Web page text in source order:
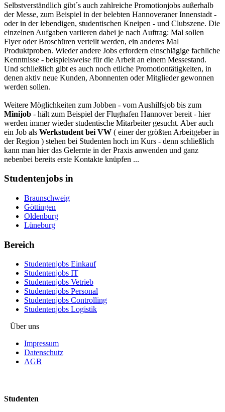
Selbstverständlich gibt´s auch zahlreiche Promotionjobs außerhalb
der Messe, zum Beispiel in der belebten Hannoveraner Innenstadt -
oder in der lebendigen, studentischen Kneipen - und Clubszene. Die
einzelnen Aufgaben variieren dabei je nach Auftrag: Mal sollen
Flyer oder Broschüren verteilt werden, ein anderes Mal
Produktproben. Wieder andere Jobs erfordern einschlägige fachliche
Kenntnisse - beispielsweise für die Arbeit an einem Messestand.
Und schließlich gibt es auch noch etliche Promotiontätigkeiten, in
denen aktiv neue Kunden, Abonnenten oder Mitglieder gewonnen
werden sollen.
Weitere Möglichkeiten zum Jobben - vom Aushilfsjob bis zum
Minijob - hält zum Beispiel der Flughafen Hannover bereit - hier
werden immer wieder studentische Mitarbeiter gesucht. Aber auch
ein Job als Werkstudent bei VW ( einer der größten Arbeitgeber in
der Region ) stehen bei Studenten hoch im Kurs - denn schließlich
kann man hier das Gelernte in der Praxis anwenden und ganz
nebenbei bereits erste Kontakte knüpfen ...
Studentenjobs in
Braunschweig
Göttingen
Oldenburg
Lüneburg
Bereich
Studentenjobs Einkauf
Studentenjobs IT
Studentenjobs Vetrieb
Studentenjobs Personal
Studentenjobs Controlling
Studentenjobs Logistik
Über uns
Impressum
Datenschutz
AGB
Studenten